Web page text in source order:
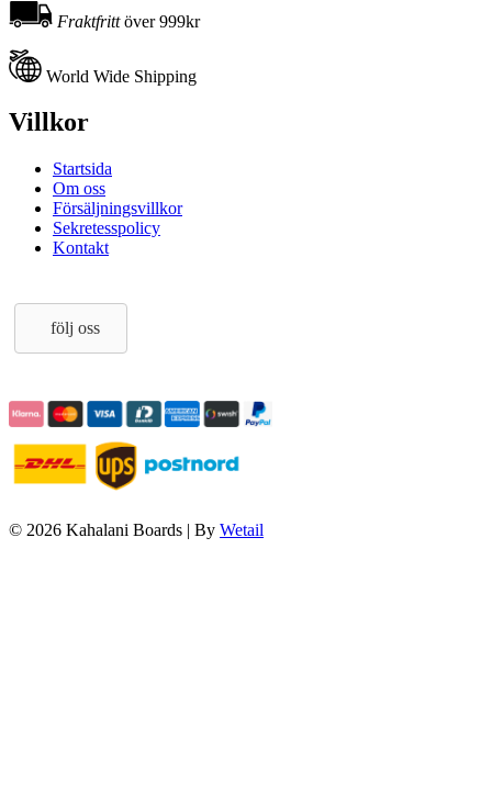
Fraktfrittöver 999kr
World Wide Shipping
Villkor
Startsida
Om oss
Försäljningsvillkor
Sekretesspolicy
Kontakt
följ oss
© 2026 Kahalani Boards | By Wetail